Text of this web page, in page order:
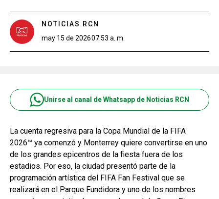
NOTICIAS RCN
may 15 de 202607:53 a. m.
Unirse al canal de Whatsapp de Noticias RCN
La cuenta regresiva para la Copa Mundial de la FIFA
2026™ ya comenzó y Monterrey quiere convertirse en uno
de los grandes epicentros de la fiesta fuera de los
estadios. Por eso, la ciudad presentó parte de la
programación artística del FIFA Fan Festival que se
realizará en el Parque Fundidora y uno de los nombres